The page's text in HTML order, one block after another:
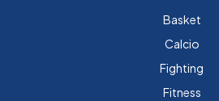
Basket
Calcio
Fighting
Fitness